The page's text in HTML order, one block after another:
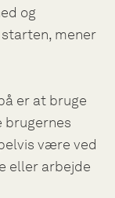
og
mener
er at bruge
være ved
eller arbejde